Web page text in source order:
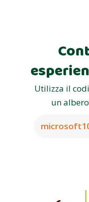
Utilizza il
un